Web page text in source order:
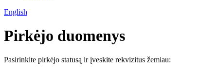
English
Pirkėjo duomenys
Pasirinkite pirkėjo statusą ir įveskite rekvizitus žemiau: